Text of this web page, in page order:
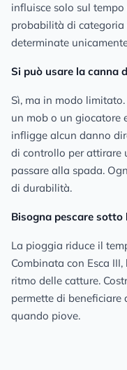
influisce solo sul
probabilità di categoria
determinate
Si può usare la canna
Sì, ma in modo
un mob o un giocatore
infligge alcun danno
di controllo per attirare
passare alla spada.
di durabilità.
Bisogna pescare sotto
La pioggia riduce il
Combinata con Esca
ritmo delle catture.
permette di
quando piove.